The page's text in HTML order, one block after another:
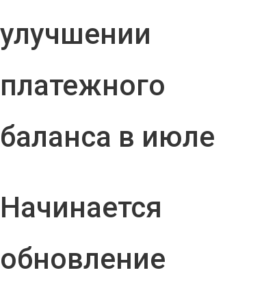
улучшении
платежного
баланса в июле
Начинается
обновление